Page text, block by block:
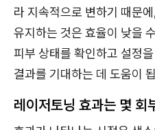
라 지속적으로 변하기 때문
유지하는 것은 효율이 낮을
피부 상태를 확인하고 설정
결과를 기대하는 데 도움이
레이저토닝 효과는 몇 회